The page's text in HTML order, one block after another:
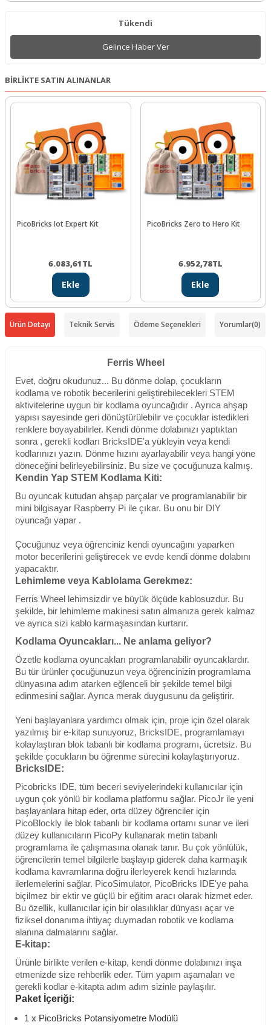
Tükendi
Gelince Haber Ver
BİRLİKTE SATIN ALINANLAR
PicoBricks Iot Expert Kit
6.083,61TL
Ekle
PicoBricks Zero to Hero Kit
6.952,78TL
Ekle
Ürün Detayı Teknik Servis Ödeme Seçenekleri Yorumlar(0)
Ferris Wheel
Evet, doğru okudunuz... Bu dönme dolap, çocukların
kodlama ve robotik becerilerini geliştirebilecekleri STEM
aktivitelerine uygun bir kodlama oyuncağıdır . Ayrıca ahşap
yapısı sayesinde geri dönüştürülebilir ve çocuklar istedikleri
renklere boyayabilirler. Kendi dönme dolabınızı yaptıktan
sonra , gerekli kodları BricksIDE'a yükleyin veya kendi
kodlarınızı yazın. Dönme hızını ayarlayabilir veya hangi yöne
döneceğini belirleyebilirsiniz. Bu size ve çocuğunuza kalmış.
Kendin Yap STEM Kodlama Kiti:
Bu oyuncak kutudan ahşap parçalar ve programlanabilir bir
mini bilgisayar Raspberry Pi ile çıkar. Bu onu bir DIY
oyuncağı yapar .
Çocuğunuz veya öğrenciniz kendi oyuncağını yaparken
motor becerilerini geliştirecek ve evde kendi dönme dolabını
yapacaktır.
Lehimleme veya Kablolama Gerekmez:
Ferris Wheel lehimsizdir ve büyük ölçüde kablosuzdur. Bu
şekilde, bir lehimleme makinesi satın almanıza gerek kalmaz
ve ayrıca sizi kablo karmaşasından kurtarır.
Kodlama Oyuncakları... Ne anlama geliyor?
Özetle kodlama oyuncakları programlanabilir oyuncaklardır.
Bu tür ürünler çocuğunuzun veya öğrencinizin programlama
dünyasına adım atarken eğlenceli bir şekilde temel bilgi
edinmesini sağlar. Ayrıca merak duygusunu da geliştirir.
Yeni başlayanlara yardımcı olmak için, proje için özel olarak
yazılmış bir e-kitap sunuyoruz, BricksIDE, programlamayı
kolaylaştıran blok tabanlı bir kodlama programı, ücretsiz. Bu
şekilde çocukların bu öğrenme sürecini kolaylaştırıyoruz.
BricksIDE:
Picobricks IDE, tüm beceri seviyelerindeki kullanıcılar için
uygun çok yönlü bir kodlama platformu sağlar. PicoJr ile yeni
başlayanlara hitap eder, orta düzey öğrenciler için
PicoBlockly ile blok tabanlı bir kodlama ortamı sunar ve ileri
düzey kullanıcıların PicoPy kullanarak metin tabanlı
programlama ile çalışmasına olanak tanır. Bu çok yönlülük,
öğrencilerin temel bilgilerle başlayıp giderek daha karmaşık
kodlama kavramlarına doğru ilerleyerek kendi hızlarında
ilerlemelerini sağlar. PicoSimulator, PicoBricks IDE'ye paha
biçilmez bir ektir ve güçlü bir eğitim aracı olarak hizmet eder.
Bu özellik, kullanıcılar için bir olasılıklar dünyası açar ve
fiziksel donanıma ihtiyaç duymadan robotik ve kodlama
alanına dalmalarını sağlar.
E-kitap:
Ürünle birlikte verilen e-kitap, kendi dönme dolabınızı inşa
etmenizde size rehberlik eder. Tüm yapım aşamaları ve
gerekli kodlar e-kitapta adım adım sizinle paylaşılır.
Paket İçeriği:
1 x PicoBricks Potansiyometre Modülü